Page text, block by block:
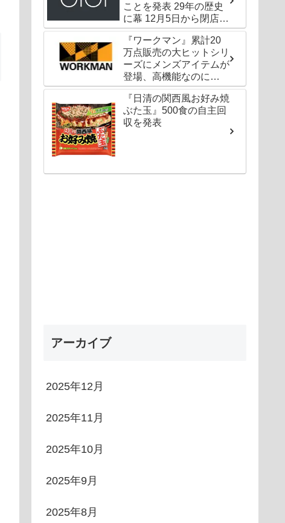
ことを発表 29年の歴史
に幕 12月5日から閉店セ
ールも
『ワークマン』累計20
万点販売の大ヒットシリ
ーズにメンズアイテムが
登場、高機能なのに
1000円以下〜の圧倒的
コスパ
『日清の関西風お好み焼
ぶた玉』500食の自主回
収を発表
アーカイブ
2025年12月
2025年11月
2025年10月
2025年9月
2025年8月